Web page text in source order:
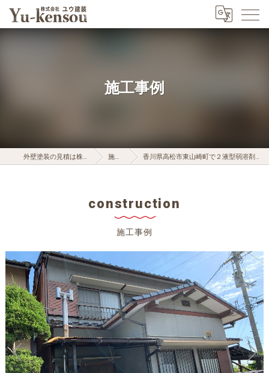
施工事例
外壁塗装の見積は株式会社ユウ建装 施工事例 香川県高松市東山崎町で２液型弱溶剤シリコン塗料でバッチリ！
施工事例
construction